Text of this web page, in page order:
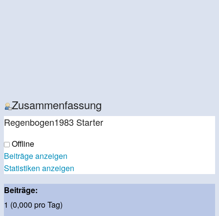
Zusammenfassung
Regenbogen1983 Starter
Offline
Beiträge anzeigen
Statistiken anzeigen
Beiträge:
1 (0,000 pro Tag)